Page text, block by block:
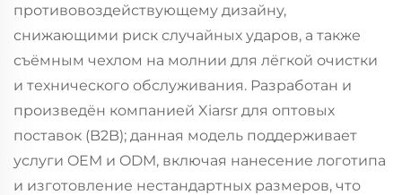
противовоздействующему дизайну,
снижающими риск случайных ударов, а также
съёмным чехлом на молнии для лёгкой очистки
и технического обслуживания. Разработан и
произведён компанией Xiarsr для оптовых
поставок (B2B); данная модель поддерживает
услуги OEM и ODM, включая нанесение логотипа
и изготовление нестандартных размеров, что